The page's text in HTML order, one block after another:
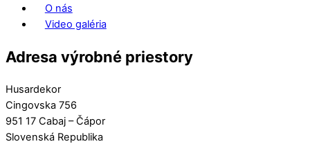
O nás
Video galéria
Adresa výrobné priestory
Husardekor
Cingovska 756
951 17 Cabaj – Čápor
Slovenská Republika